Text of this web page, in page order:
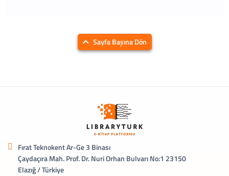
Sayfa Başına Dön
Fırat Teknokent Ar-Ge 3 Binası
Çaydaçıra Mah. Prof. Dr. Nuri Orhan Bulvarı No:1 23150
Elazığ / Türkiye